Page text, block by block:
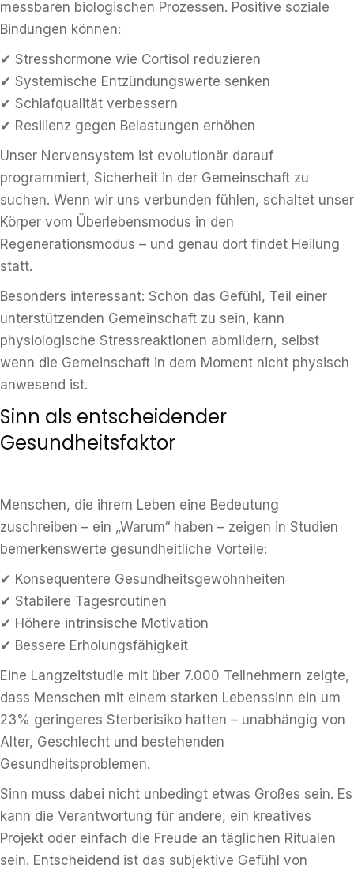
messbaren biologischen Prozessen. Positive soziale
Bindungen können:
✔ Stresshormone wie Cortisol reduzieren
✔ Systemische Entzündungswerte senken
✔ Schlafqualität verbessern
✔ Resilienz gegen Belastungen erhöhen
Unser Nervensystem ist evolutionär darauf
programmiert, Sicherheit in der Gemeinschaft zu
suchen. Wenn wir uns verbunden fühlen, schaltet unser
Körper vom Überlebensmodus in den
Regenerationsmodus – und genau dort findet Heilung
statt.
Besonders interessant: Schon das Gefühl, Teil einer
unterstützenden Gemeinschaft zu sein, kann
physiologische Stressreaktionen abmildern, selbst
wenn die Gemeinschaft in dem Moment nicht physisch
anwesend ist.
Sinn als entscheidender
Gesundheitsfaktor
Menschen, die ihrem Leben eine Bedeutung
zuschreiben – ein „Warum“ haben – zeigen in Studien
bemerkenswerte gesundheitliche Vorteile:
✔ Konsequentere Gesundheitsgewohnheiten
✔ Stabilere Tagesroutinen
✔ Höhere intrinsische Motivation
✔ Bessere Erholungsfähigkeit
Eine Langzeitstudie mit über 7.000 Teilnehmern zeigte,
dass Menschen mit einem starken Lebenssinn ein um
23% geringeres Sterberisiko hatten – unabhängig von
Alter, Geschlecht und bestehenden
Gesundheitsproblemen.
Sinn muss dabei nicht unbedingt etwas Großes sein. Es
kann die Verantwortung für andere, ein kreatives
Projekt oder einfach die Freude an täglichen Ritualen
sein. Entscheidend ist das subjektive Gefühl von